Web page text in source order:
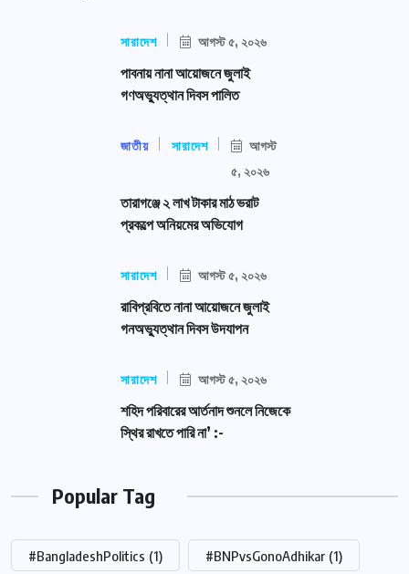
সারাদেশ আগস্ট ৫, ২০২৬
পাবনায় নানা আয়োজনে জুলাই
গণঅভ্যুত্থান দিবস পালিত
জাতীয় সারাদেশ
আগস্ট
৫, ২০২৬
তারাগঞ্জে ২ লাখ টাকার মাঠ ভরাট
প্রকল্পে অনিয়মের অভিযোগ
সারাদেশ আগস্ট ৫, ২০২৬
রাবিপ্রবিতে নানা আয়োজনে জুলাই
গনঅভ্যুত্থান দিবস উদযাপন
সারাদেশ আগস্ট ৫, ২০২৬
শহিদ পরিবারের আর্তনাদ শুনলে নিজেকে
স্থির রাখতে পারি না’ :-
Popular Tag
#BangladeshPolitics (1) #BNPvsGonoAdhikar (1)